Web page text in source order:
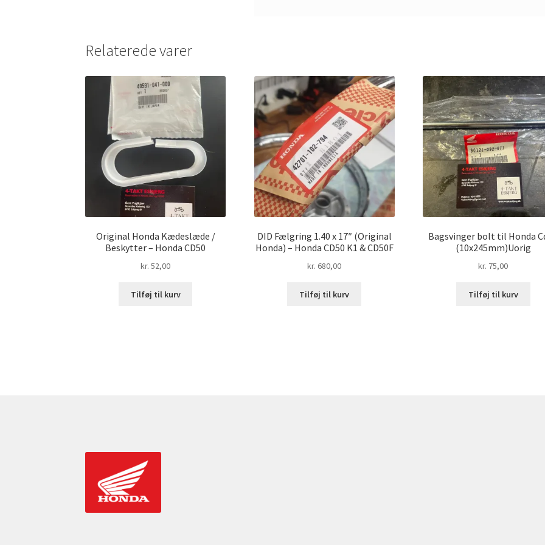
Relaterede varer
Original Honda Kædeslæde /
Beskytter – Honda CD50
kr. 52,00
Tilføj til kurv
DID Fælgring 1.40 x 17″ (Original
Honda) – Honda CD50 K1 & CD50F
kr. 680,00
Tilføj til kurv
Bagsvinger bolt til Honda
(10x245mm)Uorig
kr. 75,00
Tilføj til kurv